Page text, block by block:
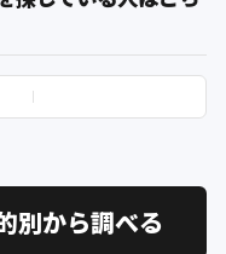
別から調べる